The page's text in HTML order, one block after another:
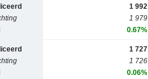
1 992
1 979
0.67%
1 727
1 726
0.06%